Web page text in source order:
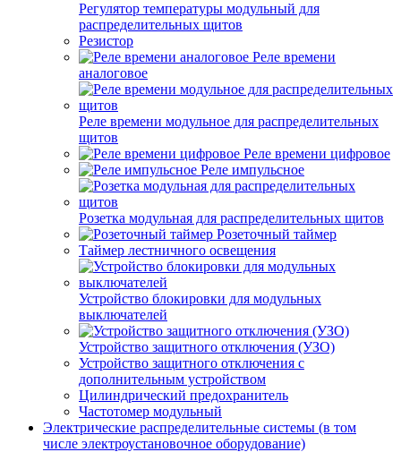
Регулятор температуры модульный для
распределительных щитов
Резистор
Реле времени
аналоговое
Реле времени модульное для распределительных
щитов
Реле времени цифровое
Реле импульсное
Розетка модульная для распределительных щитов
Розеточный таймер
Таймер лестничного освещения
Устройство блокировки для модульных
выключателей
Устройство защитного отключения (УЗО)
Устройство защитного отключения с
дополнительным устройством
Цилиндрический предохранитель
Частотомер модульный
Электрические распределительные системы (в том
числе электроустановочное оборудование)